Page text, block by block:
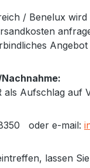
/ Benelux
Aufschlag auf
oder e-mail:
lassen